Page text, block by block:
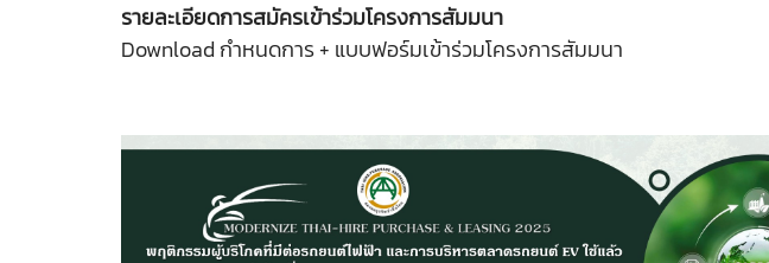
รายละเอียดการสมัครเข้าร่วมโครงการสัมมนา
Download กำหนดการ + แบบฟอร์มเข้าร่วมโครงการสัมมนา